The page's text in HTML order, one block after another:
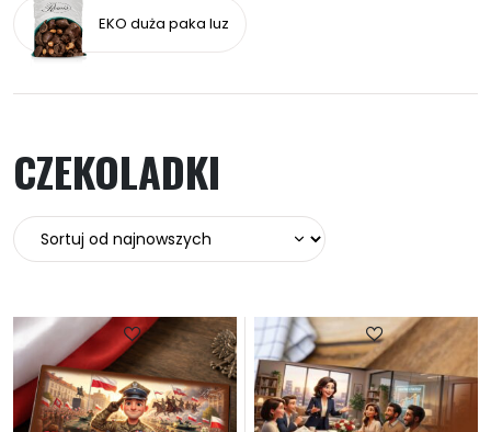
EKO duża paka luz
CZEKOLADKI